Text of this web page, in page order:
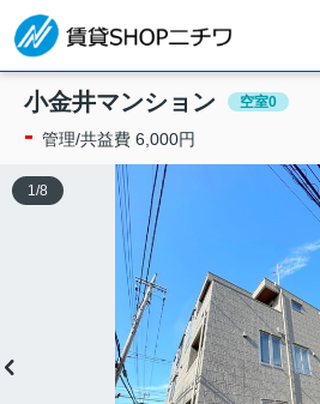
小金井マンション 空室0
- 管理/共益費 6,000円
1 /8